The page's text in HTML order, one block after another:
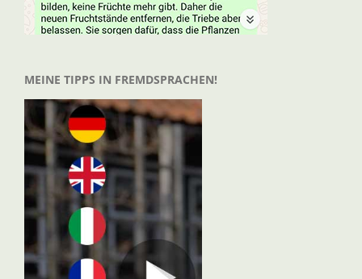
MEINE TIPPS IN FREMDSPRACHEN!